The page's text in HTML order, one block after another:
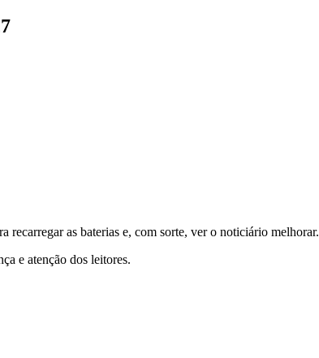
as baterias e, com sorte, ver o noticiário melhorar.
e atenção dos leitores.